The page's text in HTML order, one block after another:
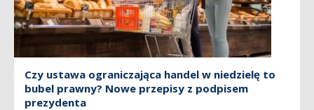
Czy ustawa ograniczająca handel w niedzielę to
bubel prawny? Nowe przepisy z podpisem
prezydenta